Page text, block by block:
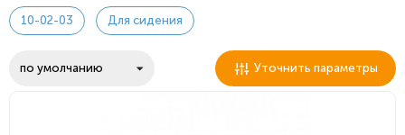
10-02-03 Для сидения
Уточнить параметры